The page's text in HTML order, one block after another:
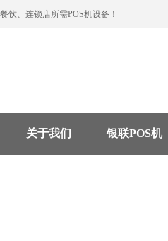
饮、连锁店所需POS机设备！
关于我们 银联POS机